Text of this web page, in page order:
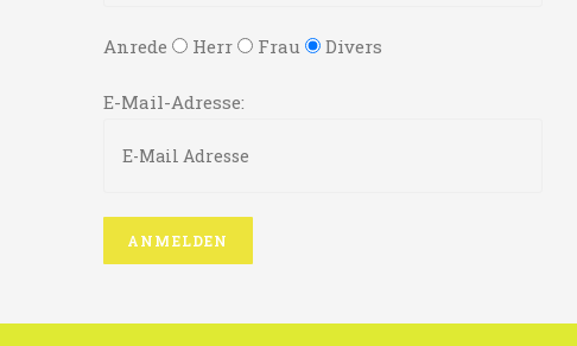
Anrede Herr Frau Divers
E-Mail-Adresse: